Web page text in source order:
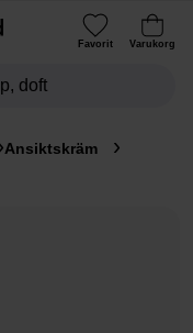
Favorit Varukorg
Ansiktskräm